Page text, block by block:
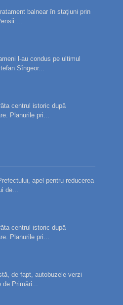
balnear în stațiuni prin
l-au condus pe ultimul
Sîngeor...
centrul istoric după
Planurile pri...
apel pentru reducerea
de...
centrul istoric după
Planurile pri...
de fapt, autobuzele verzi
Primări...